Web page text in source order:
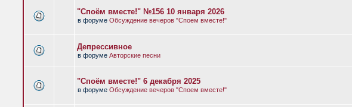
"Споём вместе!" №156 10 января 2026
в форуме Обсуждение вечеров "Споем вместе!"
Депрессивное
в форуме Авторские песни
"Споём вместе!" 6 декабря 2025
в форуме Обсуждение вечеров "Споем вместе!"